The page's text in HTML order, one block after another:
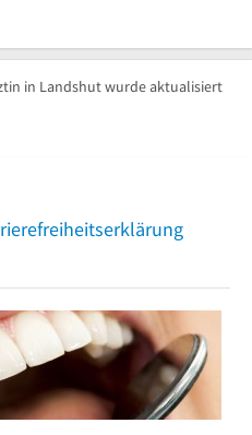
in Landshut wurde aktualisiert